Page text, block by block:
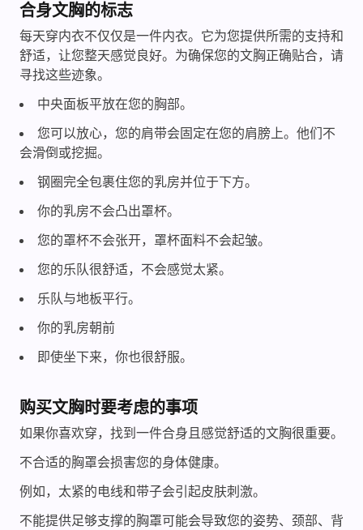
合身文胸的标志
每天穿内衣不仅仅是一件内衣。它为您提供所需的支持和
舒适，让您整天感觉良好。为确保您的文胸正确贴合，请
寻找这些迹象。
中央面板平放在您的胸部。
您可以放心，您的肩带会固定在您的肩膀上。他们不
会滑倒或挖掘。
钢圈完全包裹住您的乳房并位于下方。
你的乳房不会凸出罩杯。
您的罩杯不会张开，罩杯面料不会起皱。
您的乐队很舒适，不会感觉太紧。
乐队与地板平行。
你的乳房朝前
即使坐下来，你也很舒服。
购买文胸时要考虑的事项
如果你喜欢穿，找到一件合身且感觉舒适的文胸很重要。
不合适的胸罩会损害您的身体健康。
例如，太紧的电线和带子会引起皮肤刺激。
不能提供足够支撑的胸罩可能会导致您的姿势、颈部、背